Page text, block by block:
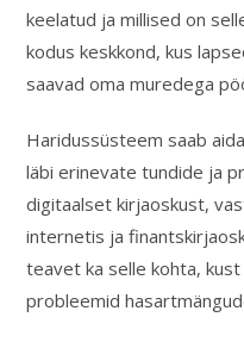
keelatud ja millised on
kodus keskkond, kus
saavad oma muredega
Haridussüsteem saab
läbi erinevate tundide ja
digitaalset kirjaoskust,
internetis ja
teavet ka selle kohta,
probleemid